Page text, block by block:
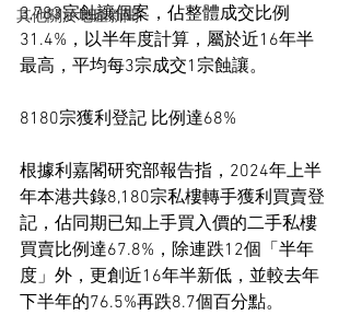
其他關於地產新聞
3,783宗蝕讓個案，佔整體成交比例
31.4%，以半年度計算，屬於近16年半
最高，平均每3宗成交1宗蝕讓。
8180宗獲利登記 比例達68%
根據利嘉閣研究部報告指，2024年上半
年本港共錄8,180宗私樓轉手獲利買賣登
記，佔同期已知上手買入價的二手私樓
買賣比例達67.8%，除連跌12個「半年
度」外，更創近16年半新低，並較去年
下半年的76.5%再跌8.7個百分點。